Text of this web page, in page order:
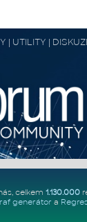
| UTILITY |
celkem 1.130.000
generátor a